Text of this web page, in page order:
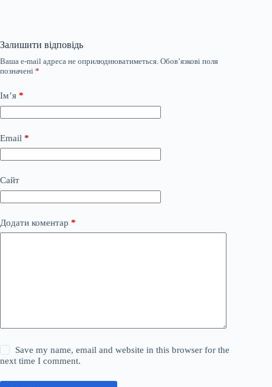
Залишити відповідь
Ваша e-mail адреса не оприлюднюватиметься. Обов’язкові поля
позначені *
Ім’я *
Email *
Сайт
Додати коментар *
Save my name, email and website in this browser for the
next time I comment.